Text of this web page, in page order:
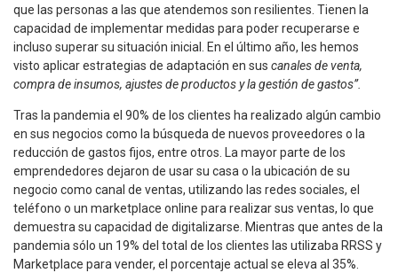
que las personas a las que atendemos son resilientes. Tienen la
capacidad de implementar medidas para poder recuperarse e
incluso superar su situación inicial. En el último año, les hemos
visto aplicar estrategias de adaptación en sus canales de venta,
compra de insumos, ajustes de productos y la gestión de gastos”.
Tras la pandemia el 90% de los clientes ha realizado algún cambio
en sus negocios como la búsqueda de nuevos proveedores o la
reducción de gastos fijos, entre otros. La mayor parte de los
emprendedores dejaron de usar su casa o la ubicación de su
negocio como canal de ventas, utilizando las redes sociales, el
teléfono o un marketplace online para realizar sus ventas, lo que
demuestra su capacidad de digitalizarse. Mientras que antes de la
pandemia sólo un 19% del total de los clientes las utilizaba RRSS y
Marketplace para vender, el porcentaje actual se eleva al 35%.